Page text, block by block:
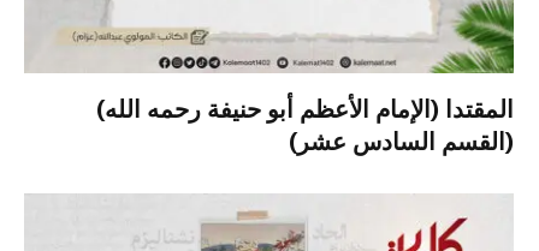
المقتدا (الإمام الأعظم أبو حنيفة رحمه الله)
(القسم السادس عشر)